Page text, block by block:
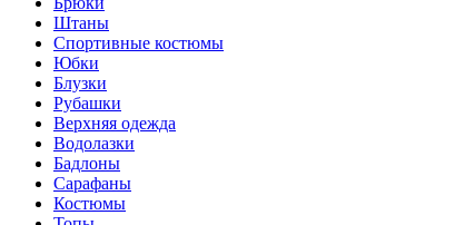
Штаны
Спортивные костюмы
Юбки
Блузки
Рубашки
Верхняя одежда
Водолазки
Бадлоны
Сарафаны
Костюмы